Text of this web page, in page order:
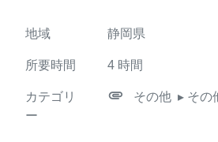
地域 静岡県
所要時間 4 時間
カテゴリ
ー
attachment その他 ▸ その